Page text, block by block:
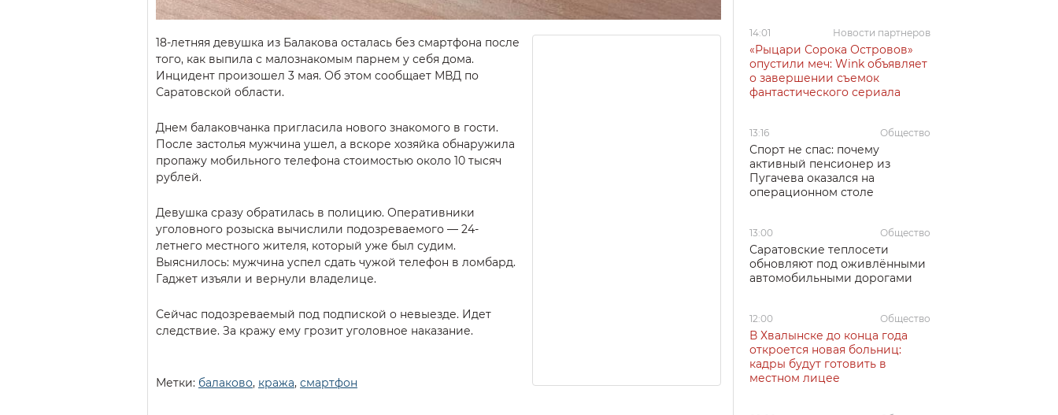
18-летняя девушка из Балакова осталась без смартфона после
того, как выпила с малознакомым парнем у себя дома.
Инцидент произошел 3 мая. Об этом сообщает МВД по
Саратовской области.
Днем балаковчанка пригласила нового знакомого в гости.
После застолья мужчина ушел, а вскоре хозяйка обнаружила
пропажу мобильного телефона стоимостью около 10 тысяч
рублей.
Девушка сразу обратилась в полицию. Оперативники
уголовного розыска вычислили подозреваемого — 24-
летнего местного жителя, который уже был судим.
Выяснилось: мужчина успел сдать чужой телефон в ломбард.
Гаджет изъяли и вернули владелице.
Сейчас подозреваемый под подпиской о невыезде. Идет
следствие. За кражу ему грозит уголовное наказание.
Метки: балаково, кража, смартфон
14:01 Новости партнеров
«Рыцари Сорока Островов»
опустили меч: Wink объявляет
о завершении съемок
фантастического сериала
13:16 Общество
Спорт не спас: почему
активный пенсионер из
Пугачева оказался на
операционном столе
13:00 Общество
Саратовские теплосети
обновляют под оживлёнными
автомобильными дорогами
12:00 Общество
В Хвалынске до конца года
откроется новая больниц:
кадры будут готовить в
местном лицее